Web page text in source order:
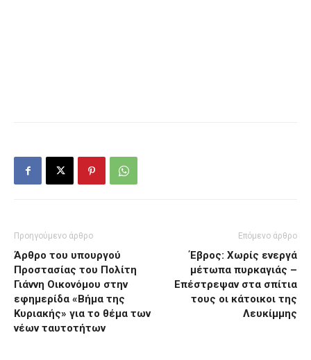
Προηγούμενο άρθρο
Άρθρο του υπουργού
Προστασίας του Πολίτη
Γιάννη Οικονόμου στην
εφημερίδα «Βήμα της
Κυριακής» για το θέμα των
νέων ταυτοτήτων
Επόμενο άρθρο
Έβρος: Χωρίς ενεργά
μέτωπα πυρκαγιάς –
Επέστρεψαν στα σπίτια
τους οι κάτοικοι της
Λευκίμμης